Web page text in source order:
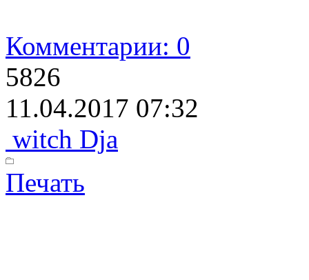
Комментарии: 0
5826
11.04.2017 07:32
witch Dja
Печать